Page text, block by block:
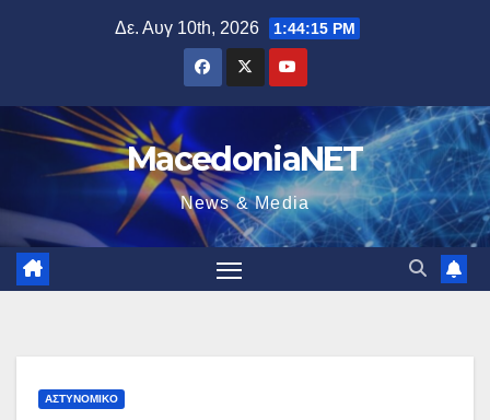
Δε. Αυγ 10th, 2026 1:44:16 PM
MacedoniaNET
News & Media
ΑΣΤΥΝΟΜΙΚΌ